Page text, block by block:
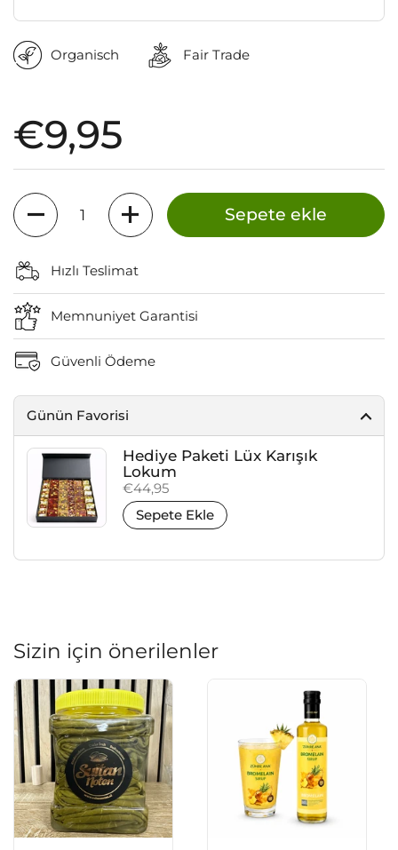
Organisch Fair Trade
Fiyat:
€9,95
Miktar
Sepete ekle
Hızlı Teslimat
Memnuniyet Garantisi
Güvenli Ödeme
Günün Favorisi
Hediye Paketi Lüx Karışık
Lokum
Fiyat:
€44,95
Sepete Ekle
Sizin için önerilenler